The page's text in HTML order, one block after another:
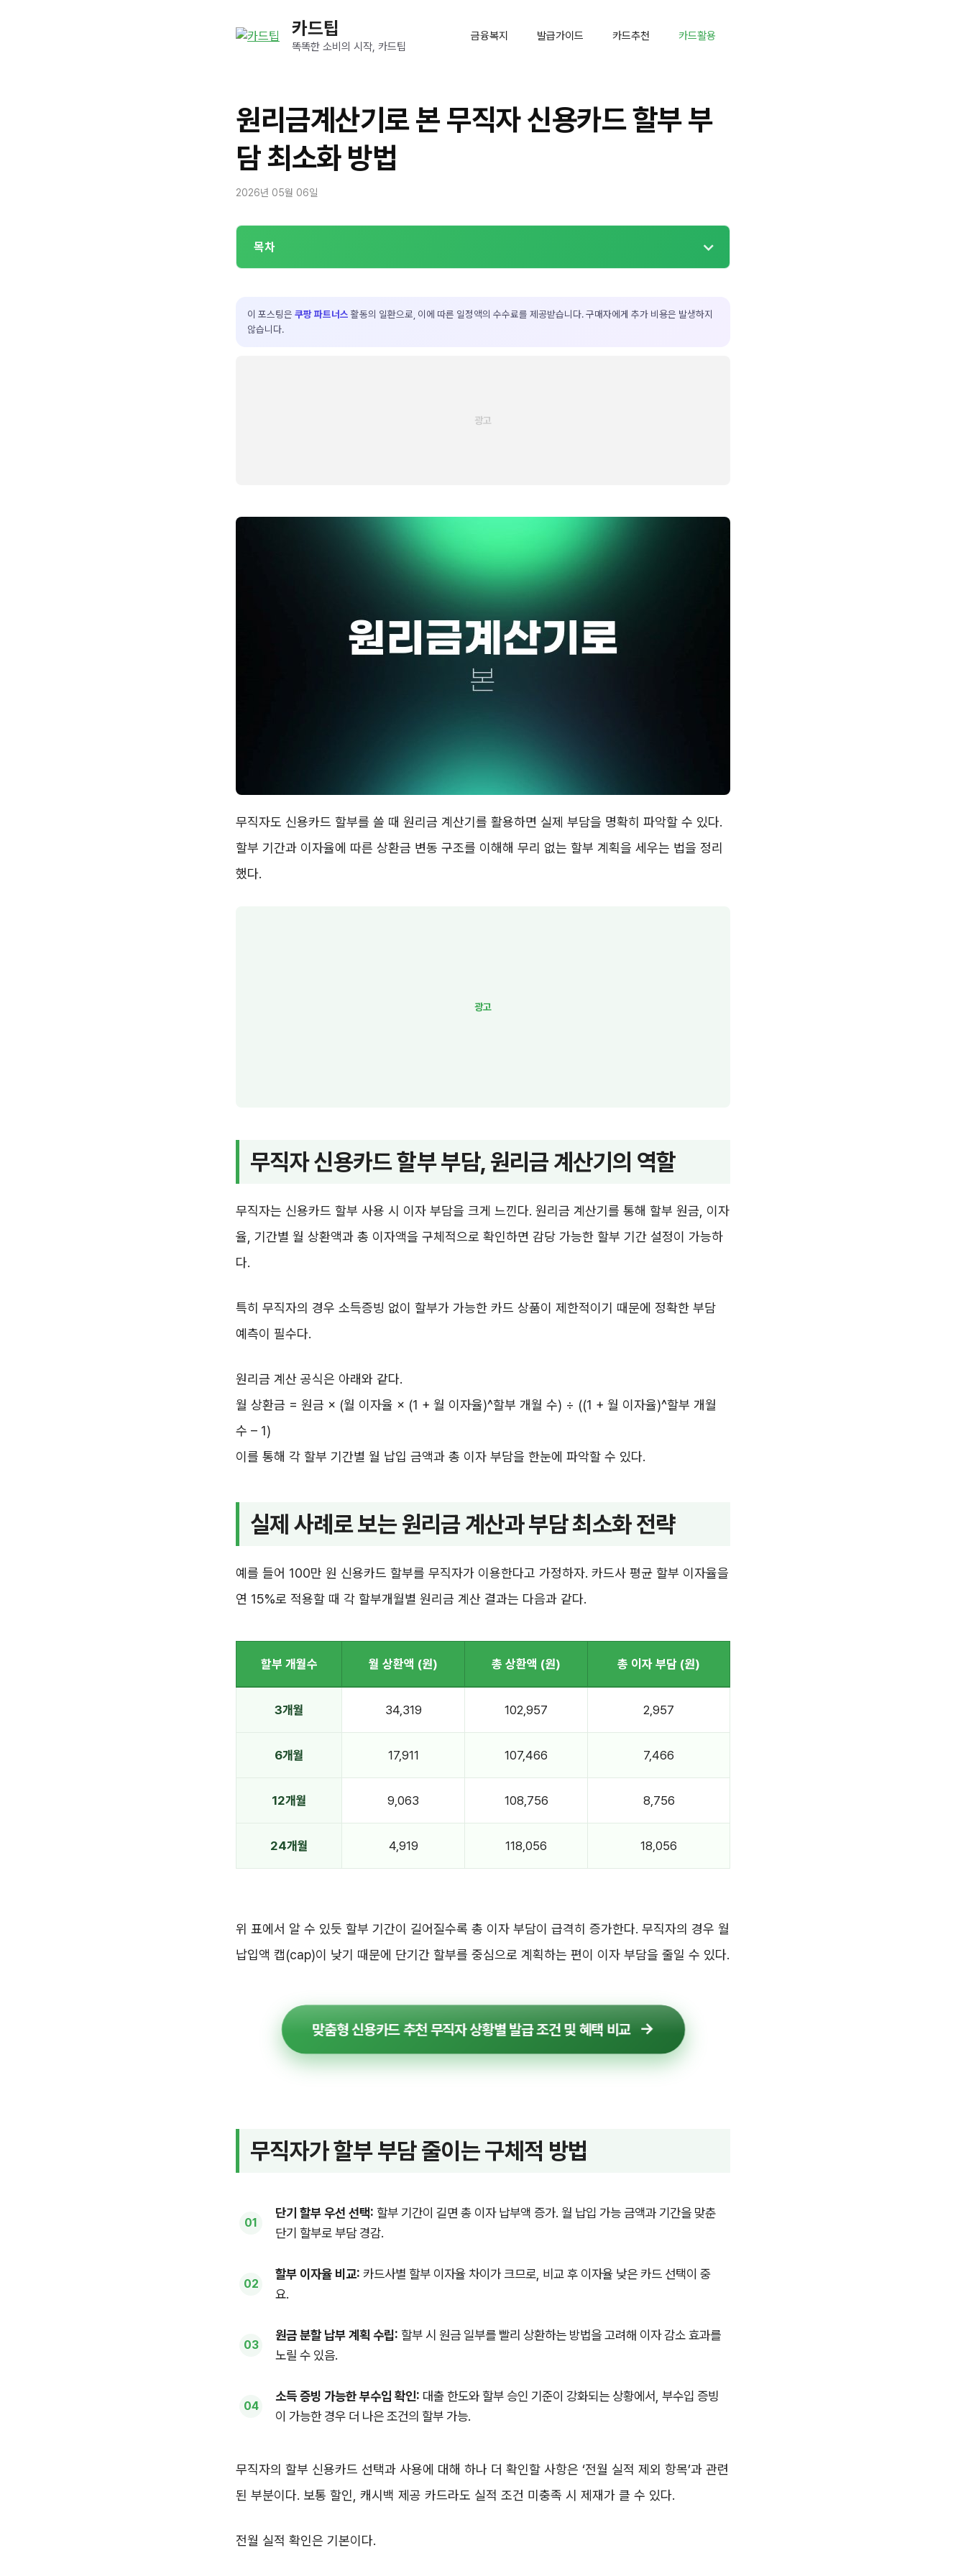
카드팁
똑똑한 소비의 시작, 카드팁
금융복지 발급가이드 카드추천 카드활용
원리금계산기로 본 무직자 신용카드 할부 부
담 최소화 방법
2026년 05월 06일
목차
이 포스팅은 쿠팡 파트너스 활동의 일환으로, 이에 따른 일정액의 수수료를 제공받습니다. 구매자에게 추가 비용은 발생하지
않습니다.
무직자도 신용카드 할부를 쓸 때 원리금 계산기를 활용하면 실제 부담을 명확히 파악할 수 있다.
할부 기간과 이자율에 따른 상환금 변동 구조를 이해해 무리 없는 할부 계획을 세우는 법을 정리
했다.
무직자 신용카드 할부 부담, 원리금 계산기의 역할
무직자는 신용카드 할부 사용 시 이자 부담을 크게 느낀다. 원리금 계산기를 통해 할부 원금, 이자
율, 기간별 월 상환액과 총 이자액을 구체적으로 확인하면 감당 가능한 할부 기간 설정이 가능하
다.
특히 무직자의 경우 소득증빙 없이 할부가 가능한 카드 상품이 제한적이기 때문에 정확한 부담
예측이 필수다.
원리금 계산 공식은 아래와 같다.
월 상환금 = 원금 × (월 이자율 × (1 + 월 이자율)^할부 개월 수) ÷ ((1 + 월 이자율)^할부 개월
수 – 1)
이를 통해 각 할부 기간별 월 납입 금액과 총 이자 부담을 한눈에 파악할 수 있다.
실제 사례로 보는 원리금 계산과 부담 최소화 전략
예를 들어 100만 원 신용카드 할부를 무직자가 이용한다고 가정하자. 카드사 평균 할부 이자율을
연 15%로 적용할 때 각 할부개월별 원리금 계산 결과는 다음과 같다.
할부 개월수 월 상환액 (원) 총 상환액 (원) 총 이자 부담 (원)
3개월 34,319 102,957 2,957
6개월 17,911 107,466 7,466
12개월 9,063 108,756 8,756
24개월 4,919 118,056 18,056
위 표에서 알 수 있듯 할부 기간이 길어질수록 총 이자 부담이 급격히 증가한다. 무직자의 경우 월
납입액 캡(cap)이 낮기 때문에 단기간 할부를 중심으로 계획하는 편이 이자 부담을 줄일 수 있다.
맞춤형 신용카드 추천 무직자 상황별 발급 조건 및 혜택 비교
무직자가 할부 부담 줄이는 구체적 방법
단기 할부 우선 선택: 할부 기간이 길면 총 이자 납부액 증가. 월 납입 가능 금액과 기간을 맞춘
단기 할부로 부담 경감.
할부 이자율 비교: 카드사별 할부 이자율 차이가 크므로, 비교 후 이자율 낮은 카드 선택이 중
요.
원금 분할 납부 계획 수립: 할부 시 원금 일부를 빨리 상환하는 방법을 고려해 이자 감소 효과를
노릴 수 있음.
소득 증빙 가능한 부수입 확인: 대출 한도와 할부 승인 기준이 강화되는 상황에서, 부수입 증빙
이 가능한 경우 더 나은 조건의 할부 가능.
무직자의 할부 신용카드 선택과 사용에 대해 하나 더 확인할 사항은 ‘전월 실적 제외 항목’과 관련
된 부분이다. 보통 할인, 캐시백 제공 카드라도 실적 조건 미충족 시 제재가 클 수 있다.
전월 실적 확인은 기본이다.